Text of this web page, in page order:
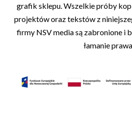
grafik sklepu. Wszelkie próby
projektów oraz tekstów z
firmy NSV media są zabronione i
łamanie